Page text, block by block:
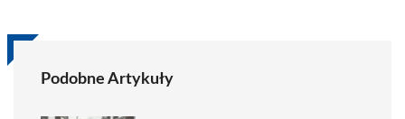
Podobne Artykuły